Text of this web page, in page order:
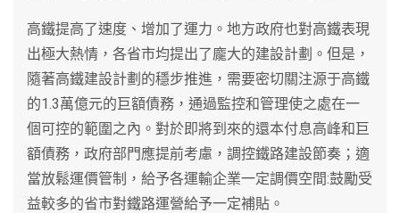
高鐵提高了速度、增加了運力。地方政府也對高鐵表現
出極大熱情，各省市均提出了龐大的建設計劃。但是，
隨著高鐵建設計劃的穩步推進，需要密切關注源于高鐵
的1.3萬億元的巨額債務，通過監控和管理使之處在一
個可控的範圍之內。對於即將到來的還本付息高峰和巨
額債務，政府部門應提前考慮，調控鐵路建設節奏；適
當放鬆運價管制，給予各運輸企業一定調價空間:鼓勵受
益較多的省市對鐵路運營給予一定補貼。